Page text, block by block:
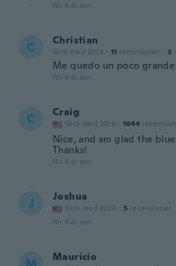
för 4 år sen
C Christian
Gick med 2019 · 11 recensioner · 3
Me quedo un poco grande
för 4 år sen
C Craig
Gick med 2019 · 1044
Nice, and am glad the
Thanks!
för 4 år sen
J Joshua
Gick med 2020 · 5 recensioner
för 4 år sen
Maurício